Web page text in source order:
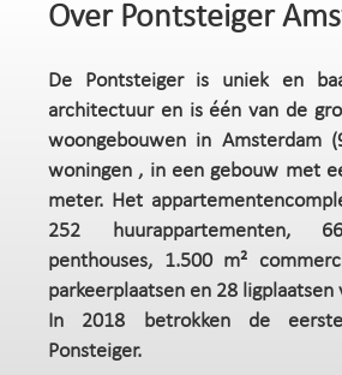
Over Pontsteiger
De Pontsteiger is uniek en
architectuur en is één van de
woongebouwen in Amsterdam
woningen , in een gebouw met
meter. Het
252 huurappartementen,
penthouses, 1.500 m²
parkeerplaatsen en 28 ligplaatsen
In 2018 betrokken de
Ponsteiger.